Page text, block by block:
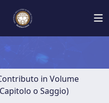
in Volume
o Saggio)